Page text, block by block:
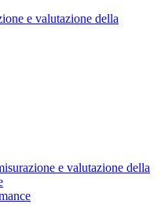
e valutazione della
e valutazione della